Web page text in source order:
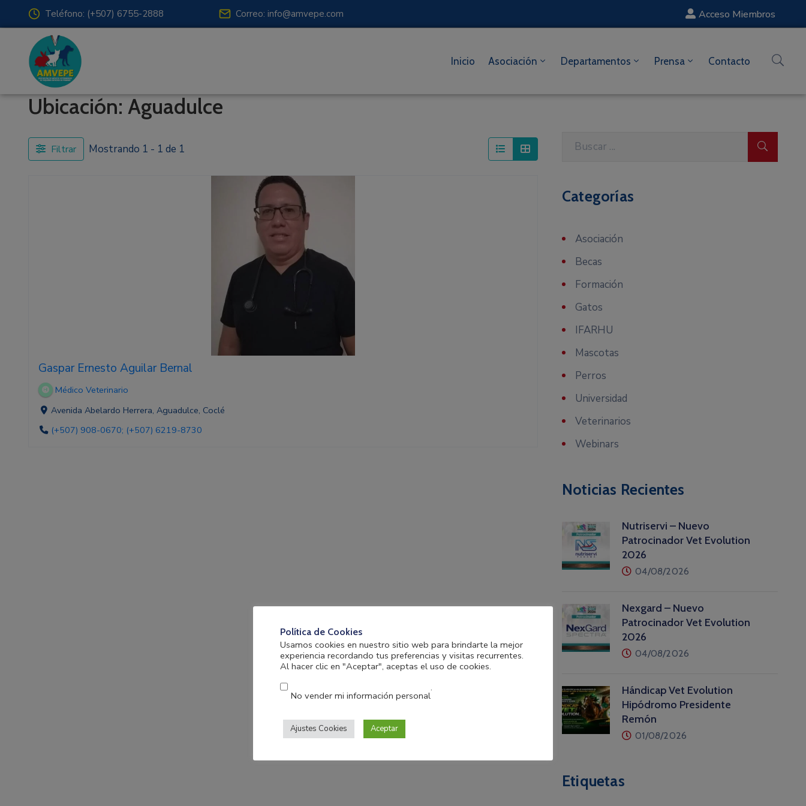
Teléfono: (+507) 6755-2888 Correo: info@amvepe.com Acceso Miembros
Inicio Asociación Departamentos Prensa Contacto
Ubicación: Aguadulce
Filtrar Mostrando 1 - 1 de 1
Gaspar Ernesto Aguilar Bernal
Médico Veterinario
Avenida Abelardo Herrera, Aguadulce, Coclé
(+507) 908-0670; (+507) 6219-8730
Categorías
Asociación
Becas
Formación
Gatos
IFARHU
Mascotas
Perros
Universidad
Veterinarios
Webinars
Noticias Recientes
Nutriservi – Nuevo
Patrocinador Vet Evolution
2026
04/08/2026
Nexgard – Nuevo
Patrocinador Vet Evolution
2026
04/08/2026
Hándicap Vet Evolution
Hipódromo Presidente
Remón
01/08/2026
Etiquetas
Política de Cookies
Usamos cookies en nuestro sitio web para brindarte la mejor
experiencia recordando tus preferencias y visitas recurrentes.
Al hacer clic en "Aceptar", aceptas el uso de cookies.
No vender mi información personal
.
Ajustes Cookies Aceptar